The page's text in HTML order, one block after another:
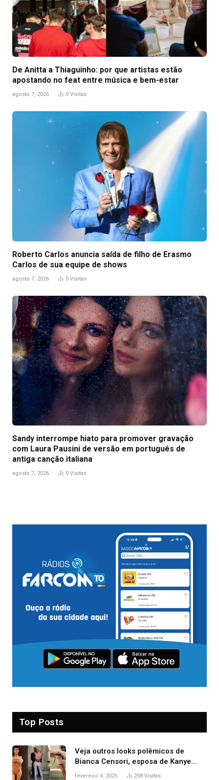
De Anitta a Thiaguinho: por que artistas estão
apostando no feat entre música e bem-estar
agosto 7, 2026 0 Visitas
Roberto Carlos anuncia saída de filho de Erasmo
Carlos de sua equipe de shows
agosto 7, 2026 0 Visitas
Sandy interrompe hiato para promover gravação
com Laura Pausini de versão em português de
antiga canção italiana
agosto 7, 2026 0 Visitas
Top Posts
Veja outros looks polêmicos de
Bianca Censori, esposa de Kanye
West que apareceu nua no Grammy
fevereiro 4, 2025 258 Visitas